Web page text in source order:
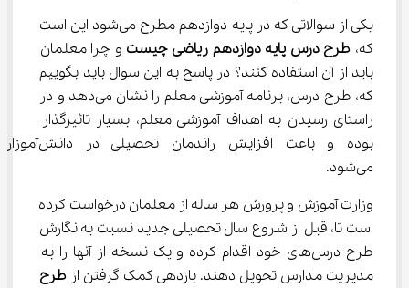
یکی از سوالاتی که در پایه دوازدهم مطرح می‌شود این است
که، طرح درس پایه دوازدهم ریاضی چیست و چرا معلمان
باید از آن استفاده کنند؟ در پاسخ به این سوال باید بگوییم
که، طرح درس، برنامه آموزشی معلم را نشان می‌دهد و در
راستای رسیدن به اهداف آموزشی معلم، بسیار تاثیرگذار
بوده و باعث افزایش راندمان تحصیلی در دانش‌آموزان
می‌شود.
وزارت آموزش و پرورش هر ساله از معلمان درخواست کرده
است تا، قبل از شروع سال تحصیلی جدید نسبت به نگارش
طرح درس‌های خود اقدام کرده و یک نسخه از آنها را به
مدیریت مدارس تحویل دهند.‌ بازدهی کمک گرفتن از
طرح